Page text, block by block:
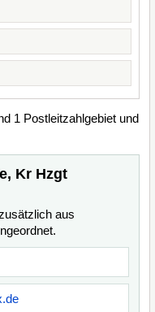
1 Postleitzahlgebiet und
Kr Hzgt
aus